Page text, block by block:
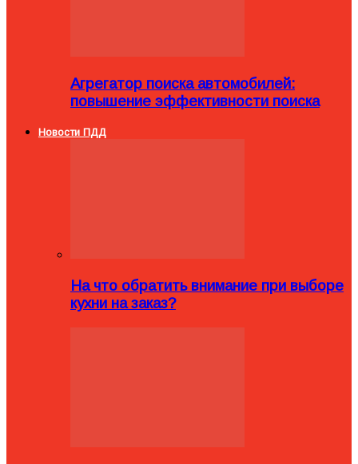
Агрегатор поиска автомобилей:
повышение эффективности поиска
Новости ПДД
На что обратить внимание при выборе
кухни на заказ?